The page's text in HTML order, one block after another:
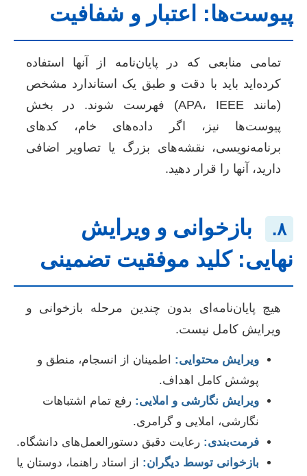
پیوست‌ها: اعتبار و شفافیت
تمامی منابعی که در پایان‌نامه از آنها استفاده
کرده‌اید باید با دقت و طبق یک استاندارد مشخص
(مانند APA، IEEE) فهرست شوند. در بخش
پیوست‌ها نیز، اگر داده‌های خام، کدهای
برنامه‌نویسی، نقشه‌های بزرگ یا تصاویر اضافی
دارید، آنها را قرار دهید.
۸.
بازخوانی و ویرایش
نهایی: کلید موفقیت تضمینی
هیچ پایان‌نامه‌ای بدون چندین مرحله بازخوانی و
ویرایش کامل نیست.
ویرایش محتوایی: اطمینان از انسجام، منطق و
پوشش کامل اهداف.
ویرایش نگارشی و املایی: رفع تمام اشتباهات
نگارشی، املایی و گرامری.
فرمت‌بندی: رعایت دقیق دستورالعمل‌های دانشگاه.
بازخوانی توسط دیگران: از استاد راهنما، دوستان یا